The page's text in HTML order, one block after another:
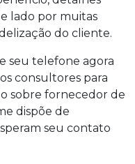
lado por muitas
do cliente.
seu telefone agora
consultores para
sobre fornecedor de
dispõe de
seu contato